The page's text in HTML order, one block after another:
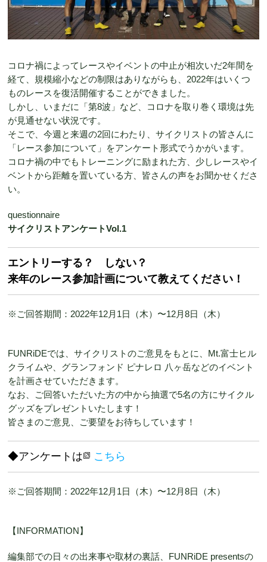
コロナ禍によってレースやイベントの中止が相次いだ2年間を
経て、規模縮小などの制限はありながらも、2022年はいくつ
ものレースを復活開催することができました。
しかし、いまだに「第8波」など、コロナを取り巻く環境は先
が見通せない状況です。
そこで、今週と来週の2回にわたり、サイクリストの皆さんに
「レース参加について」をアンケート形式でうかがいます。
コロナ禍の中でもトレーニングに励まれた方、少しレースやイ
ベントから距離を置いている方、皆さんの声をお聞かせくださ
い。
questionnaire
サイクリストアンケートVol.1
エントリーする？ しない？
来年のレース参加計画について教えてください！
※ご回答期間：2022年12月1日（木）〜12月8日（木）
FUNRiDEでは、サイクリストのご意見をもとに、Mt.富士ヒル
クライムや、グランフォンド ピナレロ 八ヶ岳などのイベント
を計画させていただきます。
なお、ご回答いただいた方の中から抽選で5名の方にサイクル
グッズをプレゼントいたします！
皆さまのご意見、ご要望をお待ちしています！
◆アンケートは こちら
※ご回答期間：2022年12月1日（木）〜12月8日（木）
【INFORMATION】
編集部での日々の出来事や取材の裏話、FUNRiDE presentsの